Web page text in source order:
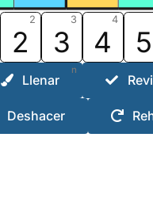
2
2
3
3
4
4 5
n
Llenar
Deshacer